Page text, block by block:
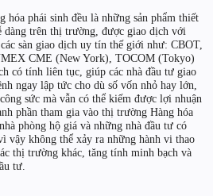
hóa phái sinh đều là những sản phẩm thiết
dàng trên thị trường, được giao dịch với
sàn giao dịch uy tín thế giới như: CBOT,
CME (New York), TOCOM (Tokyo)
có tính liên tục, giúp các nhà đầu tư giao
ngay lập tức cho dù số vốn nhỏ hay lớn,
sức mà vẫn có thể kiếm được lợi nhuận
phần tham gia vào thị trường Hàng hóa
phòng hộ giá và những nhà đầu tư có
vậy không thể xảy ra những hành vi thao
thị trường khác, tăng tính minh bạch và
tư.